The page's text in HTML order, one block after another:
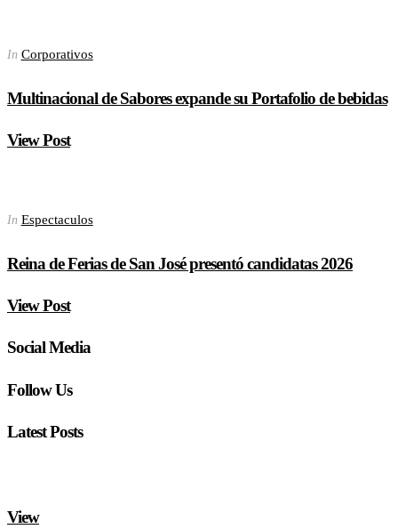
In Corporativos
Multinacional de Sabores expande su Portafolio de bebidas
View Post
In Espectaculos
Reina de Ferias de San José presentó candidatas 2026
View Post
Social Media
Follow Us
Latest Posts
View